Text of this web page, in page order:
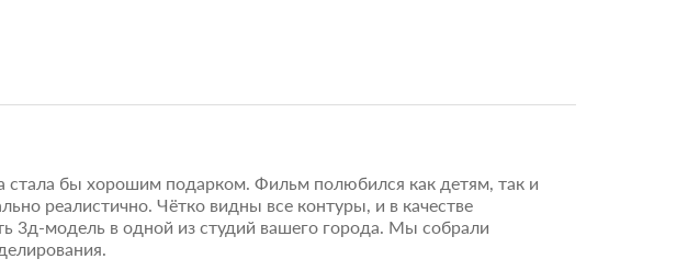
стала бы хорошим подарком. Фильм полюбился как детям, так и
реалистично. Чётко видны все контуры, и в качестве
3д-модель в одной из студий вашего города. Мы собрали